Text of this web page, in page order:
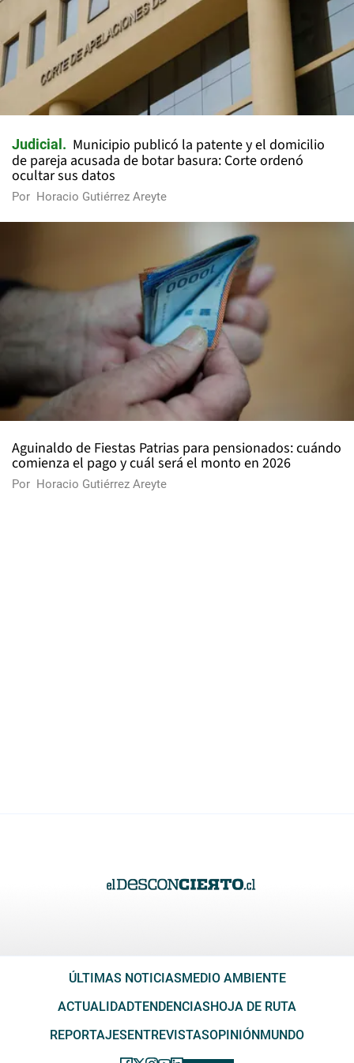
Judicial
Municipio publicó la patente y el domicilio
de pareja acusada de botar basura: Corte ordenó
ocultar sus datos
Por Horacio Gutiérrez Areyte
Aguinaldo de Fiestas Patrias para pensionados: cuándo
comienza el pago y cuál será el monto en 2026
Por Horacio Gutiérrez Areyte
ÚLTIMAS NOTICIAS MEDIO AMBIENTE
ACTUALIDADTENDENCIAS HOJA DE RUTA
REPORTAJES ENTREVISTASOPINIÓN MUNDO